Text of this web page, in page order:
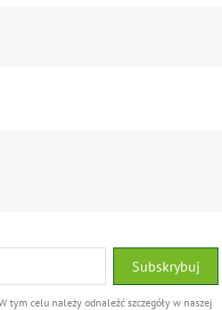
tym celu należy odnaleźć szczegóły w naszej